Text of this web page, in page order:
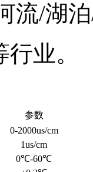
流/湖
业。
参数
0-2000us/cm
1us/cm
0℃-60℃